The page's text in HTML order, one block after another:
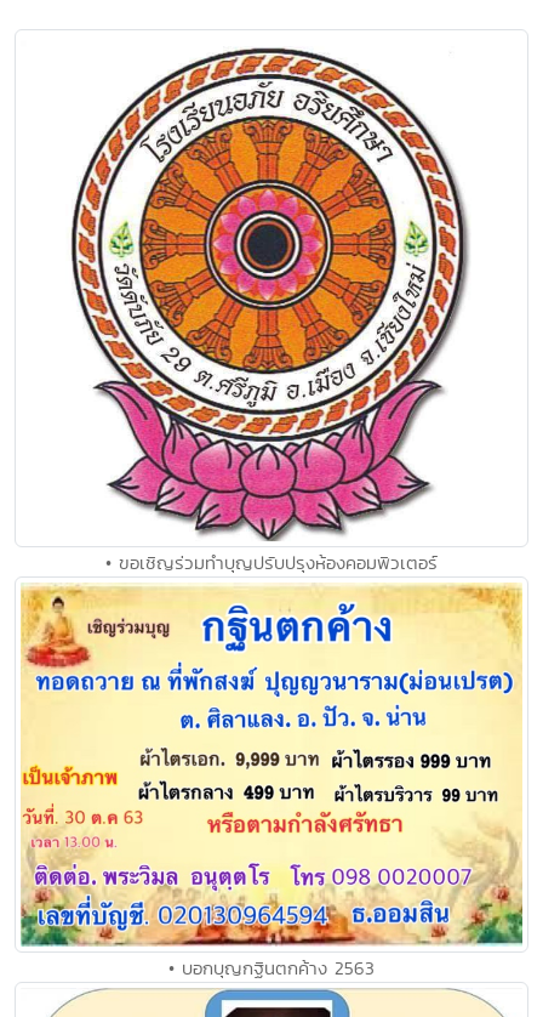
• ขอเชิญร่วมทำบุญปรับปรุงห้องคอมพิวเตอร์
• บอกบุญกฐินตกค้าง 2563